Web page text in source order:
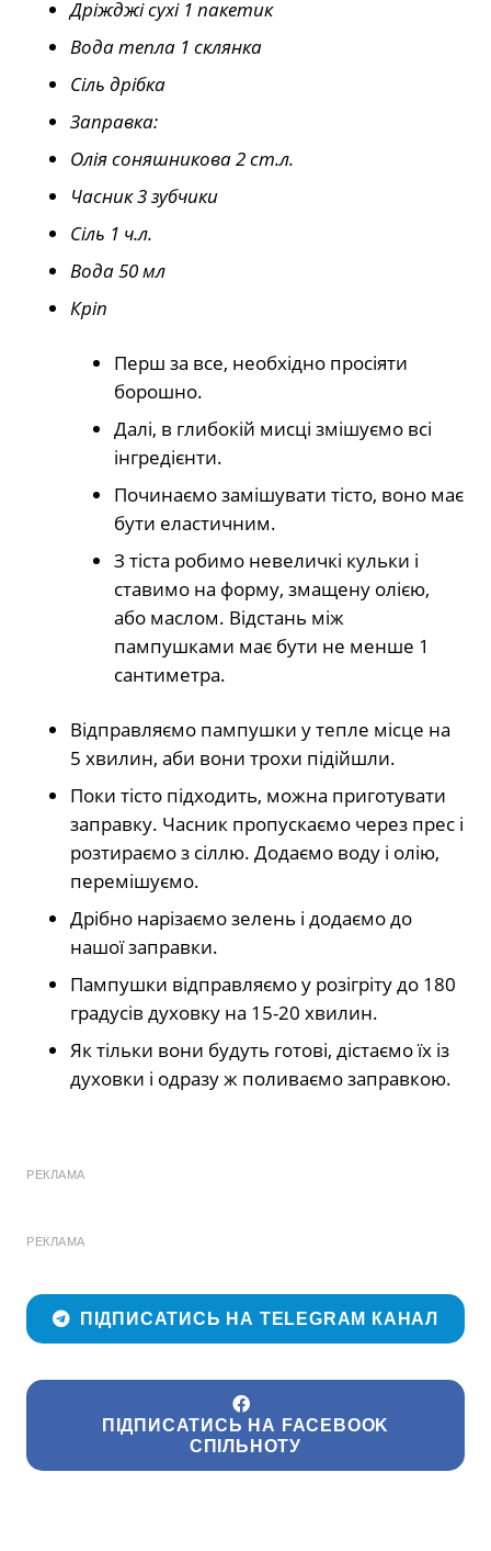
Дріжджі сухі 1 пакетик
Вода тепла 1 склянка
Сіль дрібка
Заправка:
Олія соняшникова2ст.л.
Часник3зубчики
Сіль 1 ч.л.
Вода 50мл
Кріп
Перш за все, необхідно просіяти
борошно.
Далі, в глибокій мисці змішуємо всі
інгредієнти.
Починаємо замішувати тісто, воно має
бути еластичним.
З тіста робимо невеличкі кульки і
ставимо на форму, змащену олією,
або маслом. Відстань між
пампушками має бути не менше 1
сантиметра.
Відправляємо пампушки у тепле місце на
5 хвилин, аби вони трохи підійшли.
Поки тісто підходить, можна приготувати
заправку. Часник пропускаємо через прес і
розтираємо з сіллю. Додаємо воду і олію,
перемішуємо.
Дрібно нарізаємо зелень і додаємо до
нашої заправки.
Пампушки відправляємо у розігріту до 180
градусів духовку на 15-20 хвилин.
Як тільки вони будуть готові, дістаємо їх із
духовки і одразу ж поливаємо заправкою.
РЕКЛАМА
РЕКЛАМА
ПІДПИСАТИСЬ НА TELEGRAM КАНАЛ
ПІДПИСАТИСЬ НА FACEBOOK
СПІЛЬНОТУ